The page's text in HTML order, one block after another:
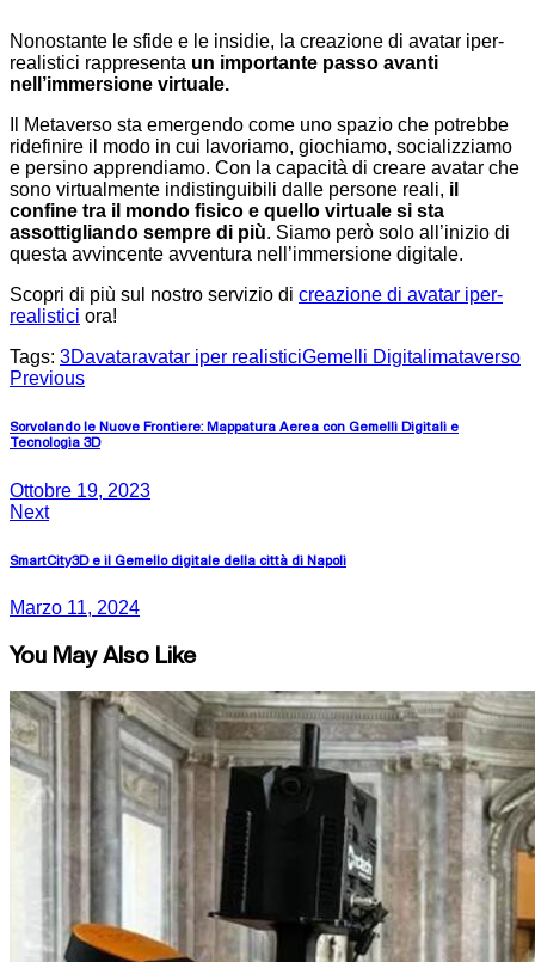
Nonostante le sfide e le insidie, la creazione di avatar iper-
realistici rappresenta un importante passo avanti
nell’immersione virtuale.
Il Metaverso sta emergendo come uno spazio che potrebbe
ridefinire il modo in cui lavoriamo, giochiamo, socializziamo
e persino apprendiamo. Con la capacità di creare avatar che
sono virtualmente indistinguibili dalle persone reali, il
confine tra il mondo fisico e quello virtuale si sta
assottigliando sempre di più. Siamo però solo all’inizio di
questa avvincente avventura nell’immersione digitale.
Scopri di più sul nostro servizio di creazione di avatar iper-
realistici ora!
Tags: 3Davataravatar iper realisticiGemelli Digitalimataverso
Previous
Sorvolando le Nuove Frontiere: Mappatura Aerea con Gemelli Digitali e
Tecnologia 3D
Ottobre 19, 2023
Next
SmartCity3D e il Gemello digitale della città di Napoli
Marzo 11, 2024
You May Also Like